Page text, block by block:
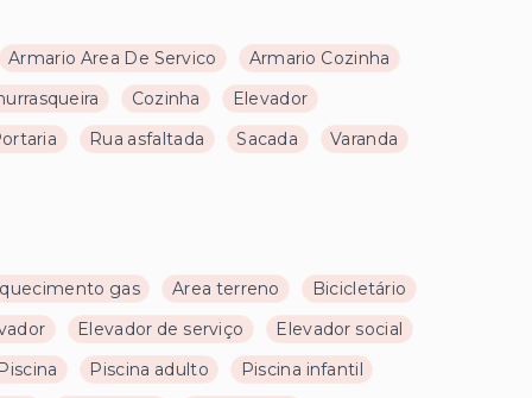
Armario Area De Servico
Armario Cozinha
Cozinha
Elevador
Rua asfaltada Sacada Varanda
gas Area terreno
Bicicletário
Elevador de serviço
Elevador social
Piscina adulto
Piscina infantil